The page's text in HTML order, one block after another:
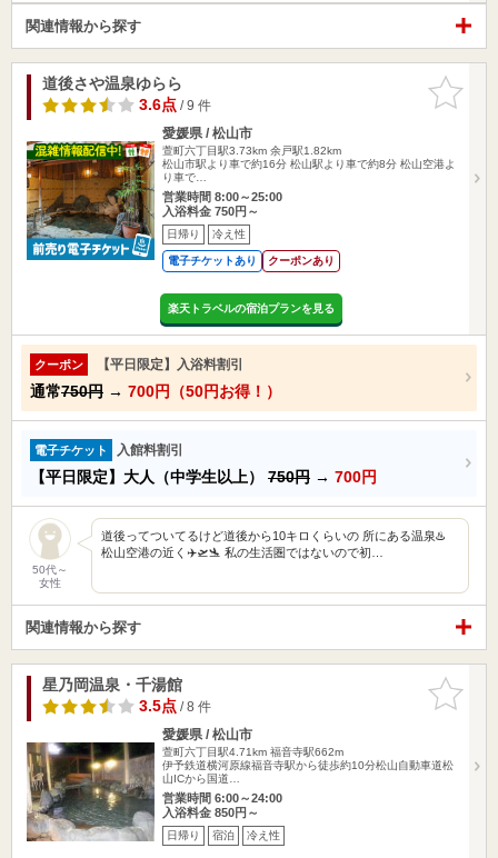
関連情報から探す
お気に入
りに追加
道後さや温泉ゆらら
3.6点/ 9 件
愛媛県 / 松山市
萱町六丁目駅3.73km 余戸駅1.82km
松山市駅より車で約16分 松山駅より車で約8分 松山空港よ
り車で…
営業時間 8:00～25:00
入浴料金 750円～
日帰り 冷え性
電子チケットあり クーポンあり
楽天トラベルの宿泊プランを見る
クーポン 【平日限定】入浴料割引
通常750円 → 700円（50円お得！）
電子チケット 入館料割引
【平日限定】大人（中学生以上） 750円 → 700円
50代～
女性
道後ってついてるけど道後から10キロくらいの 所にある温泉♨️
松山空港の近く✈️🛫🛬 私の生活圏ではないので初…
関連情報から探す
お気に入
りに追加
星乃岡温泉・千湯館
3.5点/ 8 件
愛媛県 / 松山市
萱町六丁目駅4.71km 福音寺駅662m
伊予鉄道横河原線福音寺駅から徒歩約10分松山自動車道松
山ICから国道…
営業時間 6:00～24:00
入浴料金 850円～
日帰り 宿泊 冷え性